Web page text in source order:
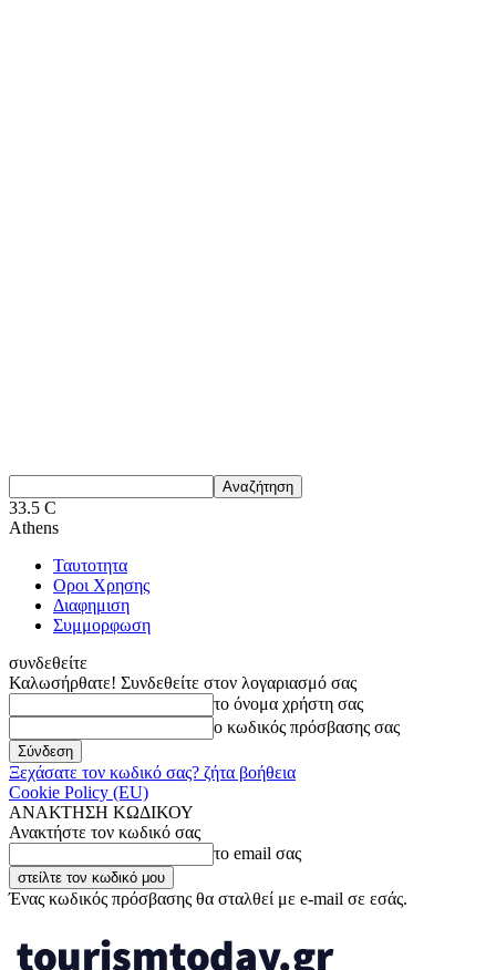
33.5 C
Athens
Ταυτοτητα
Οροι Χρησης
Διαφημιση
Συμμορφωση
συνδεθείτε
Καλωσήρθατε! Συνδεθείτε στον λογαριασμό σας
το όνομα χρήστη σας
ο κωδικός πρόσβασης σας
Ξεχάσατε τον κωδικό σας? ζήτα βοήθεια
Cookie Policy (EU)
ΑΝΑΚΤΗΣΗ ΚΩΔΙΚΟΥ
Ανακτήστε τον κωδικό σας
το email σας
Ένας κωδικός πρόσβασης θα σταλθεί με e-mail σε εσάς.